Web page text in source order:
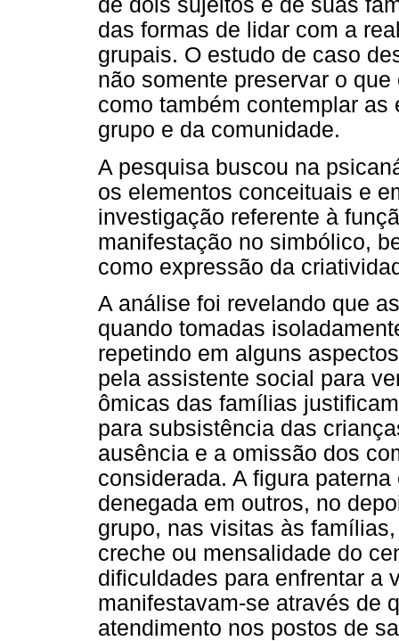
de dois sujeitos e de suas
das formas de lidar com a
grupais. O estudo de caso
não somente preservar o
como também contemplar
grupo e da comunidade.
A pesquisa buscou na
os elementos conceituais e
investigação referente à
manifestação no simbólico,
como expressão da
A análise foi revelando que
quando tomadas
repetindo em alguns
pela assistente social para
ômicas das famílias
para subsistência das
ausência e a omissão dos
considerada. A figura
denegada em outros, no
grupo, nas visitas às
creche ou mensalidade do
dificuldades para enfrentar a
manifestavam-se através de
atendimento nos postos de